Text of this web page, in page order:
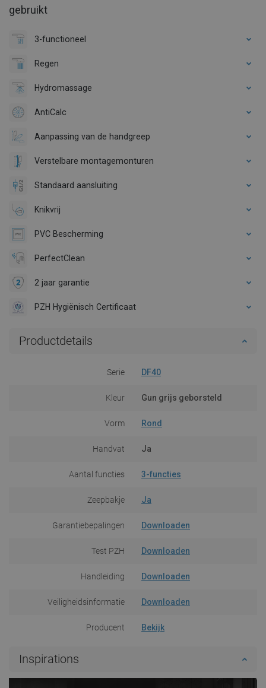
gebruikt
3-functioneel
Regen
Hydromassage
AntiCalc
Aanpassing van de handgreep
Verstelbare montagemonturen
Standaard aansluiting
Knikvrij
PVC Bescherming
PerfectClean
2 jaar garantie
PZH Hygiënisch Certificaat
Productdetails
Serie DF40
Kleur Gun grijs geborsteld
Vorm Rond
Handvat Ja
Aantal functies 3-functies
Zeepbakje Ja
Garantiebepalingen Downloaden
Test PZH Downloaden
Handleiding Downloaden
Veiligheidsinformatie Downloaden
Producent Bekijk
Inspirations